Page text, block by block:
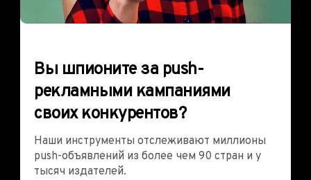
Вы шпионите за push-
рекламными кампаниями
своих конкурентов?
Наши инструменты отслеживают миллионы
push-объявлений из более чем 90 стран и у
тысяч издателей.